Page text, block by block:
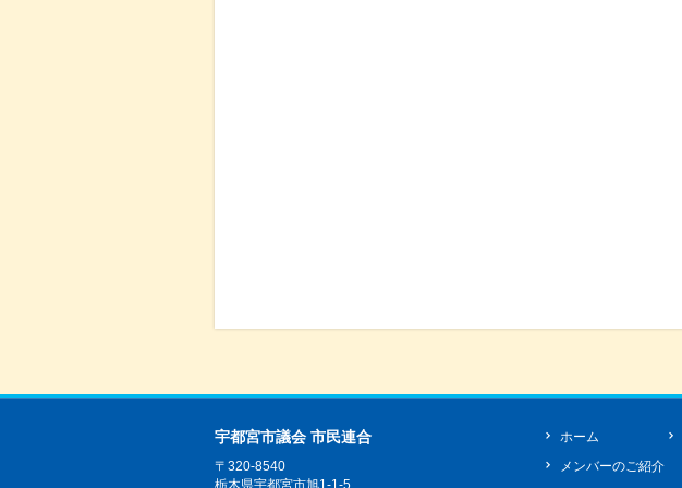
宇都宮市議会 市民連合
〒320-8540
栃木県宇都宮市旭1-1-5
ホーム
メンバーのご紹介